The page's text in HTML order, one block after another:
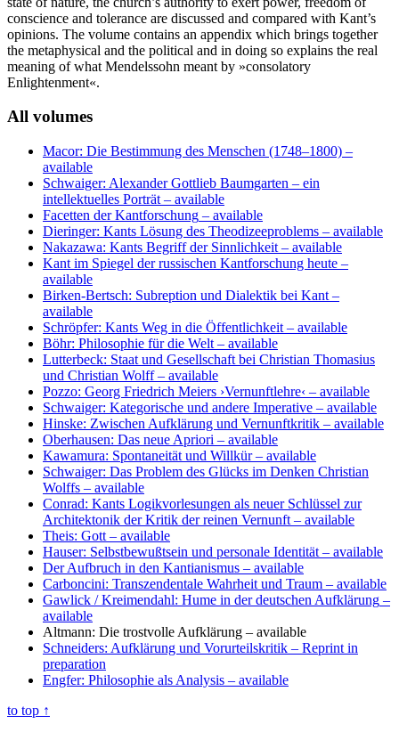
conscience and tolerance are discussed and compared with Kant’s
opinions. The volume contains an appendix which brings together
the metaphysical and the political and in doing so explains the real
meaning of what Mendelssohn meant by »consolatory
Enlightenment«.
All volumes
Macor: Die Bestimmung des Menschen (1748–1800) –
available
Schwaiger: Alexander Gottlieb Baumgarten – ein
intellektuelles Porträt – available
Facetten der Kantforschung – available
Dieringer: Kants Lösung des Theodizeeproblems – available
Nakazawa: Kants Begriff der Sinnlichkeit – available
Kant im Spiegel der russischen Kantforschung heute –
available
Birken-Bertsch: Subreption und Dialektik bei Kant –
available
Schröpfer: Kants Weg in die Öffentlichkeit – available
Böhr: Philosophie für die Welt – available
Lutterbeck: Staat und Gesellschaft bei Christian Thomasius
und Christian Wolff– available
Pozzo: Georg Friedrich Meiers ›Vernunftlehre‹ – available
Schwaiger: Kategorische und andere Imperative – available
Hinske: Zwischen Aufklärung und Vernunftkritik – available
Oberhausen: Das neue Apriori – available
Kawamura: Spontaneität und Willkür– available
Schwaiger: Das Problem des Glücks im Denken Christian
Wolffs – available
Conrad: Kants Logikvorlesungen als neuer Schlüssel zur
Architektonik der Kritik der reinen Vernunft – available
Theis: Gott – available
Hauser: Selbstbewußtsein und personale Identität – available
Der Aufbruch in den Kantianismus – available
Carboncini: Transzendentale Wahrheit und Traum – available
Gawlick / Kreimendahl: Hume in der deutschen Aufklärung –
available
Altmann: Die trostvolle Aufklärung – available
Schneiders: Aufklärung und Vorurteilskritik – Reprint in
preparation
Engfer: Philosophie als Analysis – available
to top ↑